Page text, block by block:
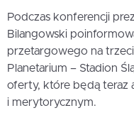
Podczas konferencji
Bilangowski
przetargowego na
Planetarium – Stadion
oferty, które będą teraz
i merytorycznym.